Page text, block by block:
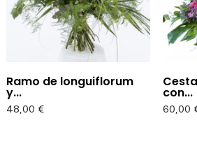
Ramo de longuiflorum
y...
Precio
48,00 €
con...
Precio
60,00